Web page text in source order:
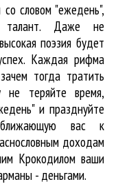
словом "ежедень",
талант. Даже не
поэзия будет
Каждая рифма
тогда тратить
не теряйте время,
и празднуйте
вас к
доходам
Крокодилом ваши
- деньгами.